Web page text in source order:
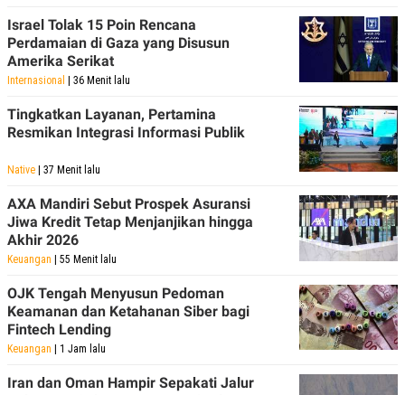
Israel Tolak 15 Poin Rencana
Perdamaian di Gaza yang Disusun
Amerika Serikat
Internasional | 36 Menit lalu
Tingkatkan Layanan, Pertamina
Resmikan Integrasi Informasi Publik
Native | 37 Menit lalu
AXA Mandiri Sebut Prospek Asuransi
Jiwa Kredit Tetap Menjanjikan hingga
Akhir 2026
Keuangan | 55 Menit lalu
OJK Tengah Menyusun Pedoman
Keamanan dan Ketahanan Siber bagi
Fintech Lending
Keuangan | 1 Jam lalu
Iran dan Oman Hampir Sepakati Jalur